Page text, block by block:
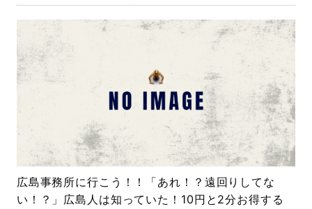
広島事務所に行こう！！「あれ！？遠回りしてな
い！？」広島人は知っていた！10円と2分お得する